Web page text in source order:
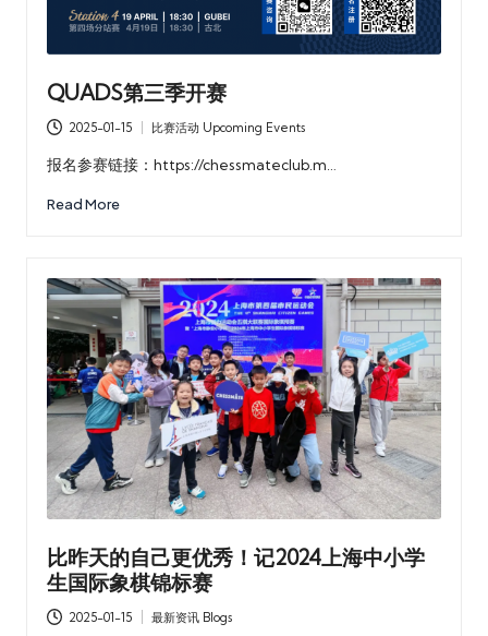
QUADS第三季开赛
2025-01-15
Posted
in
比赛活动 Upcoming Events
报名参赛链接：https://chessmateclub.m…
Read More
比昨天的自己更优秀！记2024上海中小学
生国际象棋锦标赛
2025-01-15
Posted
最新资讯 Blogs